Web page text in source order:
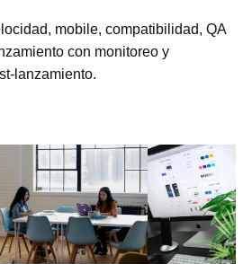
mobile, compatibilidad, QA
con monitoreo y
lanzamiento.